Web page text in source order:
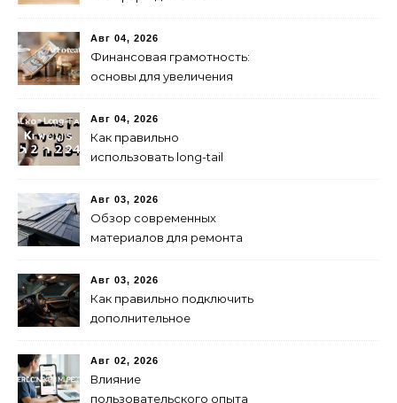
Авг 04, 2026
Финансовая грамотность:
основы для увеличения
Авг 04, 2026
Как правильно
использовать long-tail
году для продвижения
сайта
Авг 03, 2026
Обзор современных
материалов для ремонта
Авг 03, 2026
Как правильно подключить
дополнительное
пошаговая инструкция
Авг 02, 2026
Влияние
пользовательского опыта